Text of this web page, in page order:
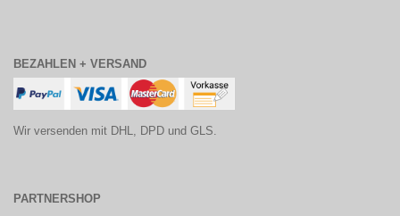
BEZAHLEN + VERSAND
Wir versenden mit DHL, DPD und GLS.
PARTNERSHOP